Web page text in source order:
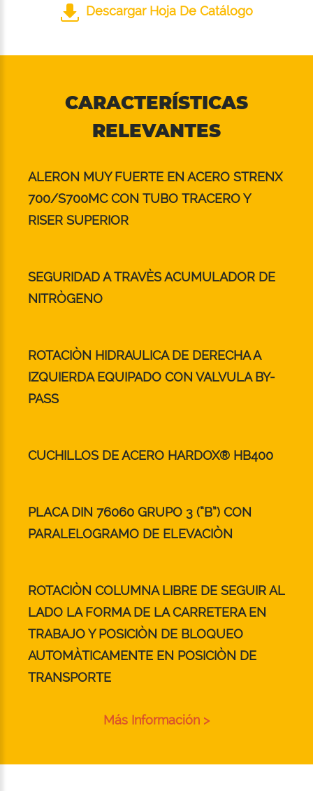
Descargar Hoja De Catálogo
CARACTERÍSTICAS
RELEVANTES
ALERON MUY FUERTE EN ACERO STRENX
700/S700MC CON TUBO TRACERO Y
RISER SUPERIOR
SEGURIDAD A TRAVÈS ACUMULADOR DE
NITRÒGENO
ROTACIÒN HIDRAULICA DE DERECHA A
IZQUIERDA EQUIPADO CON VALVULA BY-
PASS
CUCHILLOS DE ACERO HARDOX® HB400
PLACA DIN 76060 GRUPO 3 (“B”) CON
PARALELOGRAMO DE ELEVACIÒN
ROTACIÒN COLUMNA LIBRE DE SEGUIR AL
LADO LA FORMA DE LA CARRETERA EN
TRABAJO Y POSICIÒN DE BLOQUEO
AUTOMÀTICAMENTE EN POSICIÒN DE
TRANSPORTE
Más Información >